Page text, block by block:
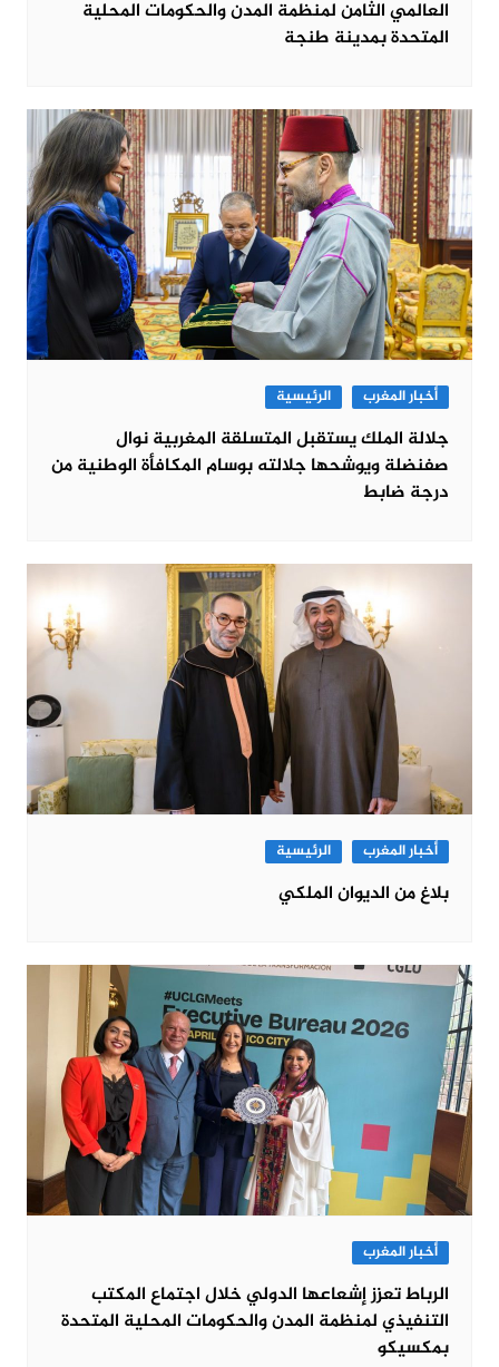
العالمي الثامن لمنظمة المدن والحكومات المحلية
المتحدة بمدينة طنجة
أخبار المغرب الرئيسية
جلالة الملك يستقبل المتسلقة المغربية نوال
صفنضلة ويوشحها جلالته بوسام المكافأة الوطنية من
درجة ضابط
أخبار المغرب الرئيسية
بلاغ من الديوان الملكي
أخبار المغرب
الرباط تعزز إشعاعها الدولي خلال اجتماع المكتب
التنفيذي لمنظمة المدن والحكومات المحلية المتحدة
بمكسيكو